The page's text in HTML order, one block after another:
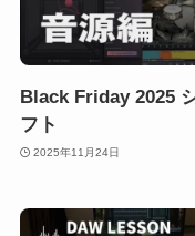
Black Friday 2025
フト
2025年11月24日